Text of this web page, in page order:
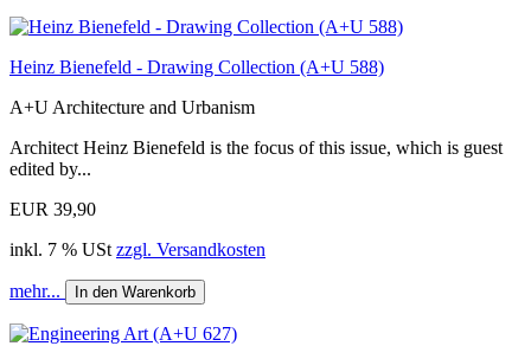
Heinz Bienefeld - Drawing Collection (A+U 588)
A+U Architecture and Urbanism
Architect Heinz Bienefeld is the focus of this issue, which is guest
edited by...
EUR 39,90
inkl. 7 % USt zzgl. Versandkosten
mehr... In den Warenkorb